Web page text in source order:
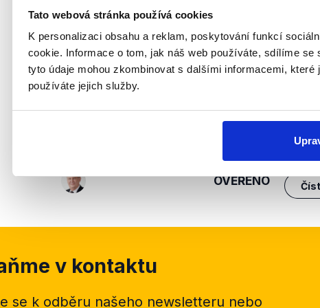
Tato webová stránka používá cookies
K personalizaci obsahu a reklam, poskytování funkcí
cookie. Informace o tom, jak náš web používáte, sdílíme
tyto údaje mohou zkombinovat s dalšími informacemi,
používáte jejich služby.
Výrok jsme zmínili
OVĚŘENO
Po
pořad
v kontaktu
se k odběru našeho newsletteru nebo